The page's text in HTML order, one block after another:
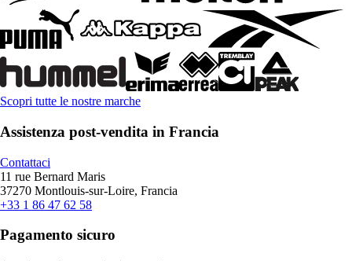
Scopri tutte le nostre marche
Assistenza post-vendita in Francia
Contattaci
11 rue Bernard Maris
37270 Montlouis-sur-Loire, Francia
+33 1 86 47 62 58
Pagamento sicuro